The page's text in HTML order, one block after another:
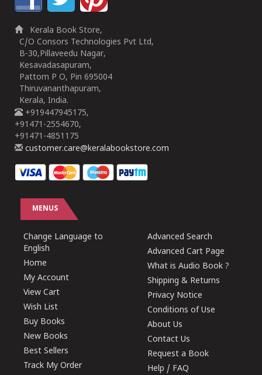
Kerala Book Store,
C/O Consors Technologies Pvt Ltd,
B-30,Pillaveedu Nagar,
Kesavadasapuram,
Pattom P O, Pin 695004
Thiruvananthapuram,
Kerala, India.
+919447945175,
+91471-2554670,
+91471-4851175
customer.care@keralabookstore.com
MENUS
Change Language to
English
Home
My Account
View Cart
Wish List
Buy Books
New Books
Best Sellers
Track My Order
Advanced Search
Advanced Cart Page
What is Audio Book ?
Shipping & Returns
Privacy Notice
Conditions of Use
About Us
Contact Us
Request a Book
Help / FAQ